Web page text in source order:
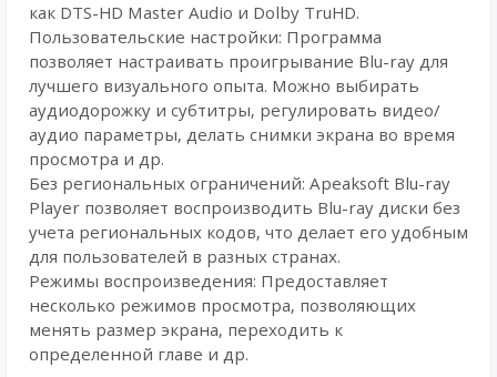
как DTS-HD Master Audio и Dolby TruHD.
Пользовательские настройки: Программа
позволяет настраивать проигрывание Blu-ray для
лучшего визуального опыта. Можно выбирать
аудиодорожку и субтитры, регулировать видео/
аудио параметры, делать снимки экрана во время
просмотра и др.
Без региональных ограничений: Apeaksoft Blu-ray
Player позволяет воспроизводить Blu-ray диски без
учета региональных кодов, что делает его удобным
для пользователей в разных странах.
Режимы воспроизведения: Предоставляет
несколько режимов просмотра, позволяющих
менять размер экрана, переходить к
определенной главе и др.